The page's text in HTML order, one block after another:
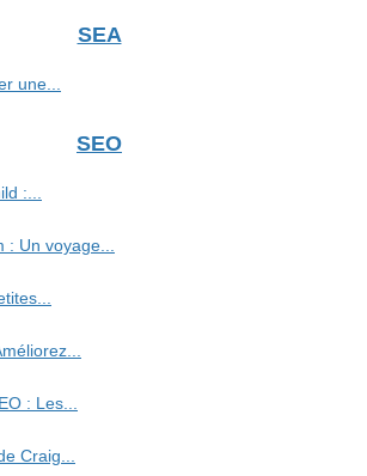
SEA
une...
SEO
:...
: Un voyage...
: Les...
Craig...